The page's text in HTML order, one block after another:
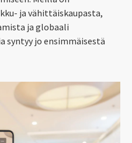
ja vähittäiskaupasta,
ja globaali
syntyy jo ensimmäisestä